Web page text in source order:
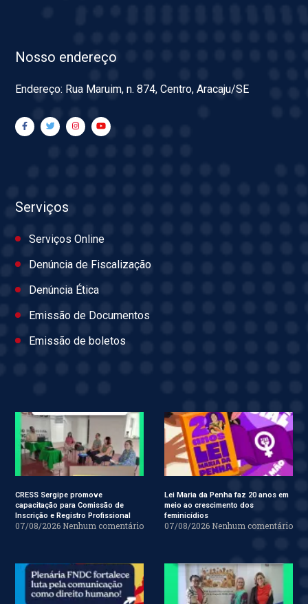
Nosso endereço
Endereço: Rua Maruim, n. 874, Centro, Aracaju/SE
Serviços
Serviços Online
Denúncia de Fiscalização
Denúncia Ética
Emissão de Documentos
Emissão de boletos
CRESS Sergipe promove
capacitação para Comissão de
Inscrição e Registro Profissional
07/08/2026 Nenhum comentário
Lei Maria da Penha faz 20 anos em
meio ao crescimento dos
feminicídios
07/08/2026 Nenhum comentário